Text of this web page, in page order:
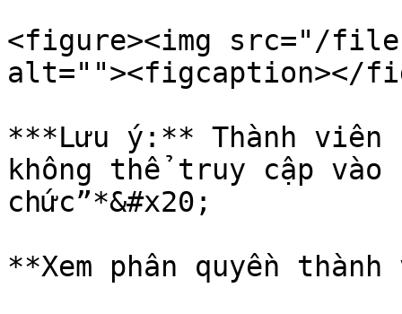
<figure><img src="/files/
alt=""><figcaption></
***Lưu ý:** Thành
không thể truy cập
chức”*&#x20;
**Xem phân quyền